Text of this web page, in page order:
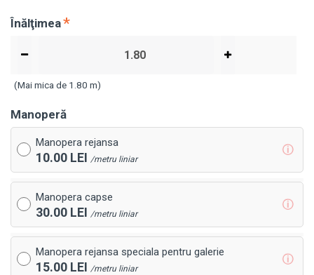
Înălţimea
(Mai mica de 1.80 m)
Manoperă
Manopera rejansa
10.00 LEI /metru liniar
ⓘ
Manopera capse
30.00 LEI /metru liniar
ⓘ
Manopera rejansa speciala pentru galerie
15.00 LEI /metru liniar
ⓘ